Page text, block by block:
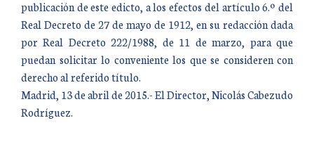
publicación de este edicto, a los efectos del artículo 6.º del
Real Decreto de 27 de mayo de 1912, en su redacción dada
por Real Decreto 222/1988, de 11 de marzo, para que
puedan solicitar lo conveniente los que se consideren con
derecho al referido título.
Madrid, 13 de abril de 2015.- El Director, Nicolás Cabezudo
Rodríguez.